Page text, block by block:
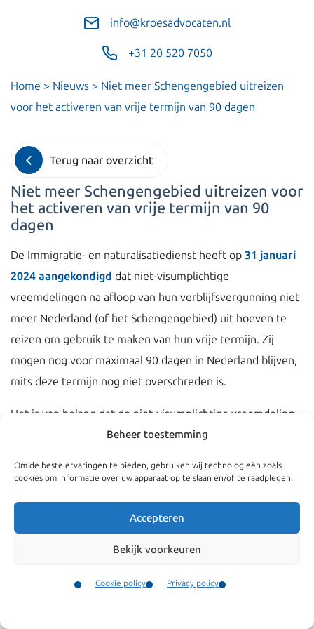
Beheer toestemming
Om de beste ervaringen te bieden, gebruiken wij technologieën zoals
cookies om informatie over uw apparaat op te slaan en/of te raadplegen.
Accepteren
Bekijk voorkeuren
Cookie policy Privacy policy
info@kroesadvocaten.nl
+31 20 520 7050
Home > Nieuws > Niet meer Schengengebied uitreizen
voor het activeren van vrije termijn van 90 dagen
Terug naar overzicht
Niet meer Schengengebied uitreizen voor
het activeren van vrije termijn van 90
dagen
De Immigratie- en naturalisatiedienst heeft op 31 januari
2024 aangekondigd dat niet-visumplichtige
vreemdelingen na afloop van hun verblijfsvergunning niet
meer Nederland (of het Schengengebied) uit hoeven te
reizen om gebruik te maken van hun vrije termijn. Zij
mogen nog voor maximaal 90 dagen in Nederland blijven,
mits deze termijn nog niet overschreden is.
Het is van belang dat de niet-visumplichtige vreemdeling
zijn verlopen verblijfsdocument behoudt totdat hij
de vreemdeling aan dat hij rechtmatig verblijf heeft gehad
Visumplichtige vreemdelingen
van hun verblijfsvergunning Nederland (of het